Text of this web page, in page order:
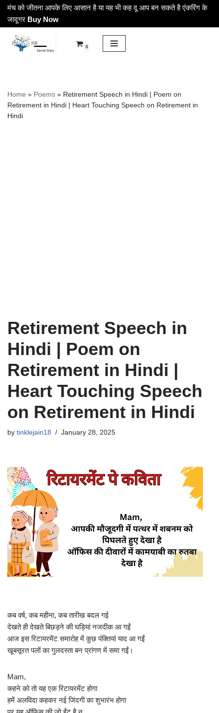
Skip
content
मंच को जीतना आपके लिए आसान है या यह भी कह दू आप बन सकते है एंकरिंग के
जादूगर Buy Now
0
Home » Poems » Retirement Speech in Hindi | Poem on
Retirement in Hindi | Heart Touching Speech on Retirement in
Hindi
Retirement Speech in
Hindi | Poem on
Retirement in Hindi |
Heart Touching Speech
on Retirement in Hindi
by tinklejain18 January 28, 2025
कब वर्ष, कब महीना, कब तारीख बदल गई
देखते ही देखते बिछड़ने की घड़ियां नजदीक आ गईं
आज इस रिटायरमेंट समारोह में कुछ पंक्तियां याद आ गईं
खूबसूरत पलों का गुलदस्ता बन प्रांगण में समा गईं।
Mam,
कहने को तो यह एक रिटायरमेंट होगा
हमें अलविदा कहकर नई जिंदगी का शुभारंभ होगा